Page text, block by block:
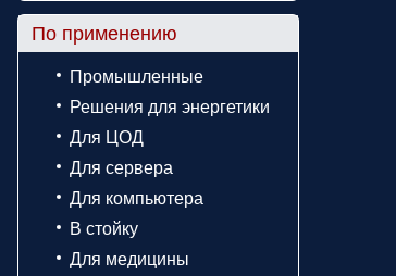
По применению
Промышленные
Решения для энергетики
Для ЦОД
Для сервера
Для компьютера
В стойку
Для медицины